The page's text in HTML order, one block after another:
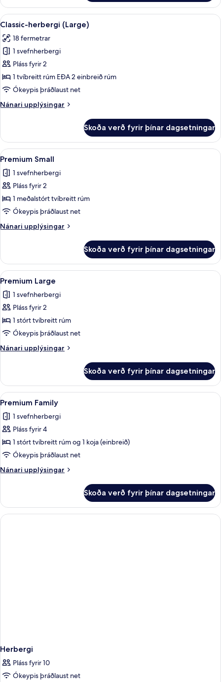
manns
Standard-
herbergi
Skoða
allar
myndir
fyrir
Classic-
herbergi
(Large)
Classic-herbergi (Large) | Míníbar,
5
Classic-herbergi (Large)
18 fermetrar
1 svefnherbergi
Pláss fyrir 2
1 tvíbreitt rúm EÐA 2 einbreið rúm
Ókeypis þráðlaust net
Nánari upplýsingar
Nánari
herbergi
(Large)
Skoða verð fyrir þínar dagsetningar
Skoða
allar
myndir
fyrir
Premium
Small
Premium Small | Míníbar,
4
Premium Small
1 svefnherbergi
Pláss fyrir 2
1 meðalstórt tvíbreitt rúm
Ókeypis þráðlaust net
Nánari upplýsingar
Nánari
Small
Skoða verð fyrir þínar dagsetningar
Skoða
allar
myndir
fyrir
Premium
Large
Premium Large | Míníbar,
4
Premium Large
1 svefnherbergi
Pláss fyrir 2
1 stórt tvíbreitt rúm
Ókeypis þráðlaust net
Nánari upplýsingar
Nánari
Large
Skoða verð fyrir þínar dagsetningar
Skoða
allar
myndir
fyrir
Premium
Family
Premium Family | Míníbar,
4
Premium Family
1 svefnherbergi
Pláss fyrir 4
1 stórt tvíbreitt rúm og 1 koja (einbreið)
Ókeypis þráðlaust net
Nánari upplýsingar
Nánari
Family
Skoða verð fyrir þínar dagsetningar
Herbergi
Pláss fyrir 10
Ókeypis þráðlaust net